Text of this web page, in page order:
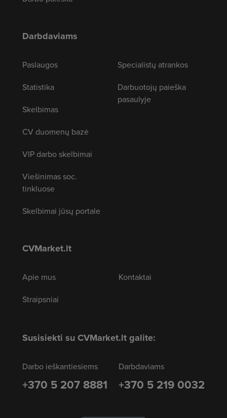
Darbdaviams
Paslaugos
Statistika
Skelbimas
CV duomenų bazė
VIP darbo skelbimai
Viešinimas soc.
tinkluose
Skelbimai jūsų portale
Specialistų atrankos
Darbuotojų paieška
pasaulyje
CVMarket.lt
Apie mus
Straipsniai
Kontaktai
Susisiekti su CVMarket.lt galite:
Darbo ieškantiesiems
+370 5 207 8881
Darbdaviams
+370 5 219 0032